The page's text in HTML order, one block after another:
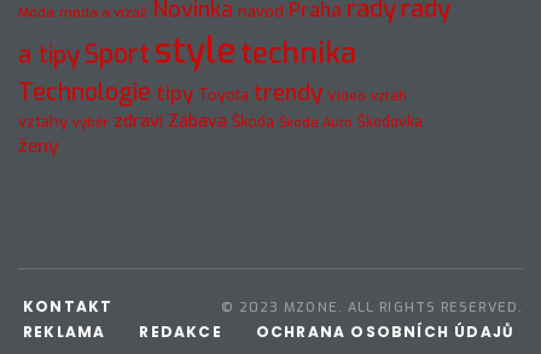
Móda móda a vizáž Novinka návod Praha radyrady
a tipySport styletechnika
Technologie tipy Toyota trendy Video vztah
vztahy výběr zdraví Zábava Škoda Škoda Auto Škodovka
ženy
© 2023 MZONE. ALL RIGHTS RESERVED.
KONTAKT
REKLAMA
REDAKCE OCHRANA OSOBNÍCH ÚDAJŮ